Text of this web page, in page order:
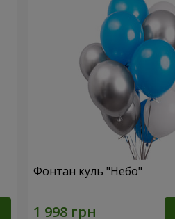
Фонтан куль "Небо"